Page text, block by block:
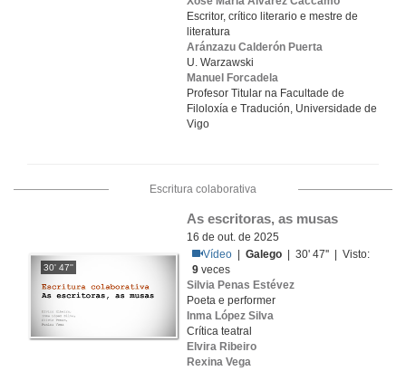
Escritor, crítico literario e mestre de
literatura
Aránzazu Calderón Puerta
U. Warzawski
Manuel Forcadela
Profesor Titular na Facultade de
Filoloxía e Tradución, Universidade de
Vigo
Escritura colaborativa
30' 47''
As escritoras, as musas
16 de out. de 2025
Vídeo |Galego | 30' 47'' | Visto:
9 veces
Silvia Penas Estévez
Poeta e performer
Inma López Silva
Crítica teatral
Elvira Ribeiro
Rexina Vega